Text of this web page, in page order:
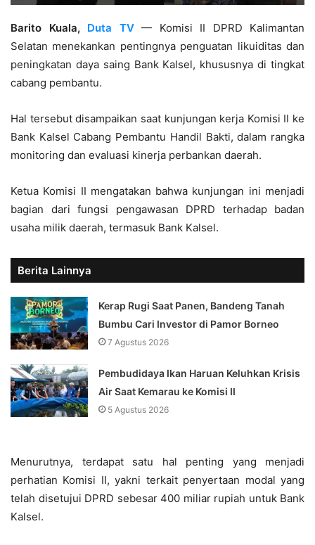
Barito Kuala, Duta TV— Komisi II DPRD Kalimantan
Selatan menekankan pentingnya penguatan likuiditas dan
peningkatan daya saing Bank Kalsel, khususnya di tingkat
cabang pembantu.
Hal tersebut disampaikan saat kunjungan kerja Komisi II ke
Bank Kalsel Cabang Pembantu Handil Bakti, dalam rangka
monitoring dan evaluasi kinerja perbankan daerah.
Ketua Komisi II mengatakan bahwa kunjungan ini menjadi
bagian dari fungsi pengawasan DPRD terhadap badan
usaha milik daerah, termasuk Bank Kalsel.
Berita Lainnya
Kerap Rugi Saat Panen, Bandeng Tanah
Bumbu Cari Investor di Pamor Borneo
7 Agustus 2026
Pembudidaya Ikan Haruan Keluhkan Krisis
Air Saat Kemarau ke Komisi II
5 Agustus 2026
Menurutnya, terdapat satu hal penting yang menjadi
perhatian Komisi II, yakni terkait penyertaan modal yang
telah disetujui DPRD sebesar 400 miliar rupiah untuk Bank
Kalsel.